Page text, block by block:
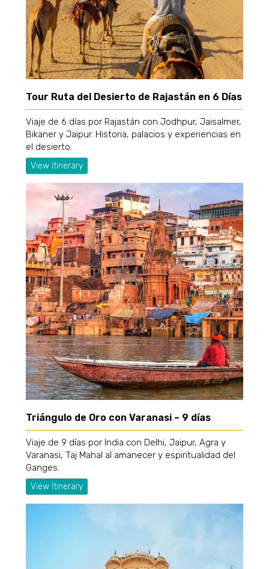
Tour Ruta del Desierto de Rajastán en 6 Días
Viaje de 6 días por Rajastán con Jodhpur, Jaisalmer,
Bikaner y Jaipur. Historia, palacios y experiencias en
el desierto.
View Itinerary
Triángulo de Oro con Varanasi – 9 días
Viaje de 9 días por India con Delhi, Jaipur, Agra y
Varanasi, Taj Mahal al amanecer y espiritualidad del
Ganges.
View Itinerary